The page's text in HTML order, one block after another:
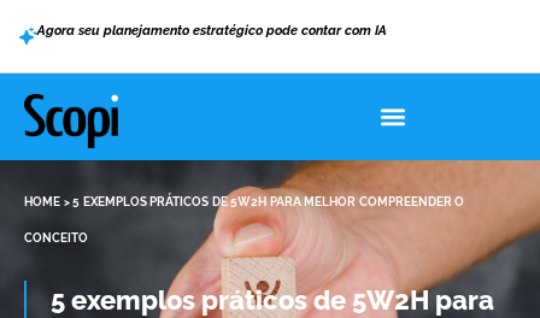
Agora seu planejamento estratégico pode contar com IA
HOME >5 EXEMPLOS PRÁTICOS DE 5W2H PARA MELHOR COMPREENDER O
CONCEITO
5 exemplos práticos de 5W2H para